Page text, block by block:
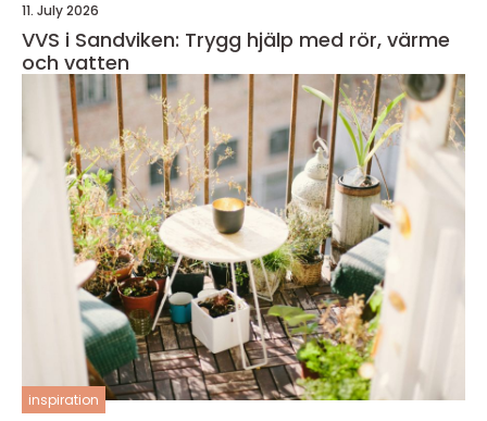
11. July 2026
VVS i Sandviken: Trygg hjälp med rör, värme
och vatten
inspiration